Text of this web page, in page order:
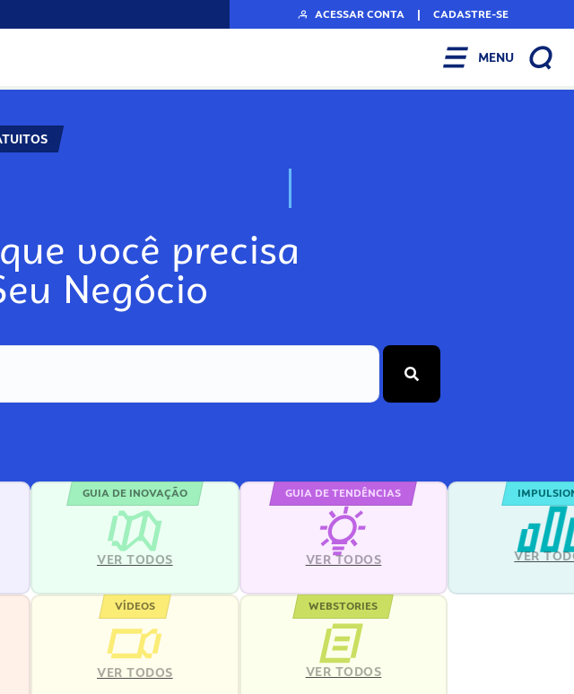
ACESSAR CONTA | CADASTRE-SE
MENU
N
você precisa
Negócio
GUIA DE INOVAÇÃO
VER TODOS
GUIA DE TENDÊNCIAS
VER TODOS VER
VÍDEOS
VER TODOS
WEBSTORIES
VER TODOS